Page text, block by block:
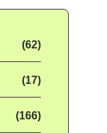
(62)
(17)
(166)